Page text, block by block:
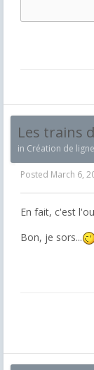
Les trains
in Création de
Posted March 6,
En fait, c'est
Bon, je sors...